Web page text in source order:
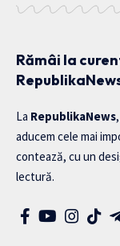
Rămâi la
La RepublikaNews
aducem cele mai
contează, cu un
lectură.